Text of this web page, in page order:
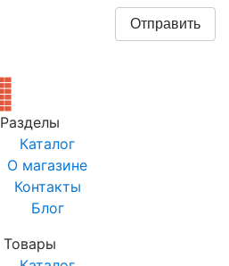
Разделы
Каталог
О магазине
Контакты
Блог
Товары